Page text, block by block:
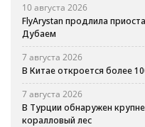
10 августа 2026
FlyArystan продлила
Дубаем
7 августа 2026
В Китае откроется более
7 августа 2026
В Турции обнаружен
коралловый лес